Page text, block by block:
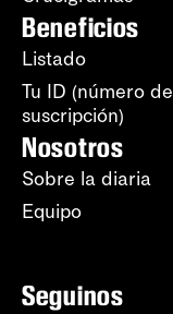
Beneficios
Listado
Tu ID (número de
suscripción)
Nosotros
Sobre la diaria
Equipo
Seguinos